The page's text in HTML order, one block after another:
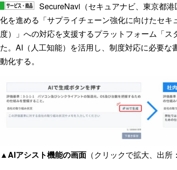
SecureNavi（セキュアナビ、東京都
化を進める「サプライチェーン強化に向けたセ
度）」への対応を支援するプラットフォーム「
た。AI（人工知能）を活用し、制度対応に必要な
動化する。
▲AIアシスト機能の画面 （クリックで拡大、出所